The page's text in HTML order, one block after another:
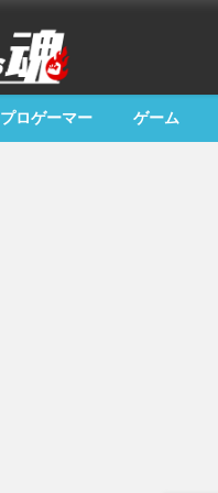
プロゲーマー ゲーム